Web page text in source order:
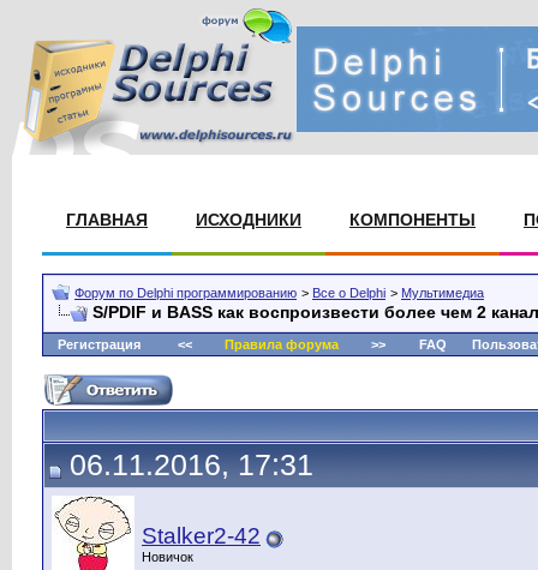
ГЛАВНАЯ ИСХОДНИКИ КОМПОНЕНТЫ
Форум по Delphi программированию > Все о Delphi > Мультимедиа
S/PDIF и BASS как воспроизвести более чем 2
Регистрация << Правила форума>> FAQ
06.11.2016, 17:31
Stalker2-42
Новичок